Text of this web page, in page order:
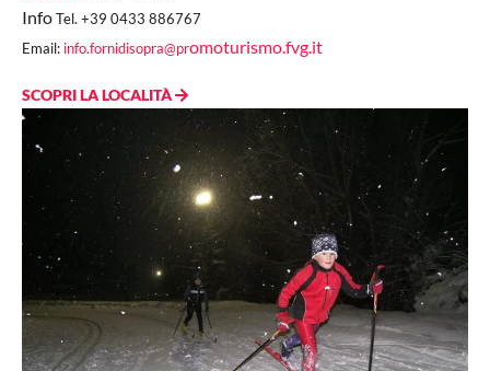
InfoTel. +39 0433 886767
Email: info.fornidisopra@promoturismo.fvg.it
SCOPRI LA LOCALITÀ